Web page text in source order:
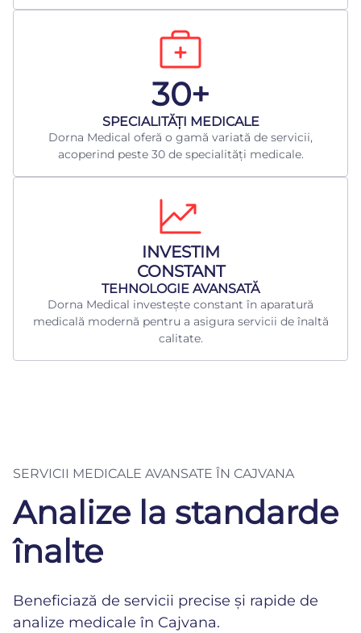
30+
​SPECIALITĂȚI MEDICALE
Dorna Medical oferă o gamă variată de servicii,
acoperind peste 30 de specialități medicale.
INVESTIM
CONSTANT
TEHNOLOGIE AVANSATĂ
Dorna Medical investește constant în aparatură
medicală modernă pentru a asigura servicii de înaltă
calitate.
SERVICII MEDICALE AVANSATE ÎN CAJVANA
Analize la standarde
înalte
Beneficiază de servicii precise și rapide de
analize medicale în Cajvana.